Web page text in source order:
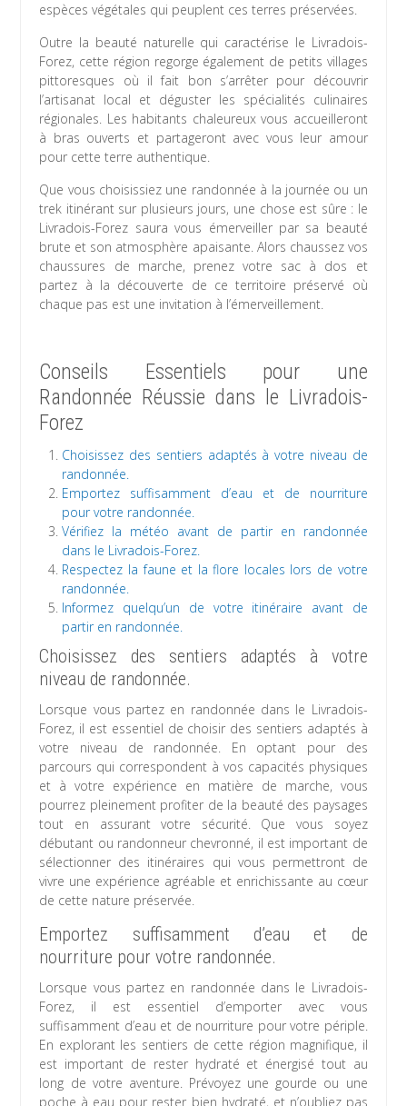
espèces végétales qui peuplent ces terres préservées.
Outre la beauté naturelle qui caractérise le Livradois-
Forez, cette région regorge également de petits villages
pittoresques où il fait bon s’arrêter pour découvrir
l’artisanat local et déguster les spécialités culinaires
régionales. Les habitants chaleureux vous accueilleront
à bras ouverts et partageront avec vous leur amour
pour cette terre authentique.
Que vous choisissiez une randonnée à la journée ou un
trek itinérant sur plusieurs jours, une chose est sûre : le
Livradois-Forez saura vous émerveiller par sa beauté
brute et son atmosphère apaisante. Alors chaussez vos
chaussures de marche, prenez votre sac à dos et
partez à la découverte de ce territoire préservé où
chaque pas est une invitation à l’émerveillement.
Conseils Essentiels pour une
Randonnée Réussie dans le Livradois-
Forez
Choisissez des sentiers adaptés à votre niveau de
randonnée.
Emportez suffisamment d’eau et de nourriture
pour votre randonnée.
Vérifiez la météo avant de partir en randonnée
dans le Livradois-Forez.
Respectez la faune et la flore locales lors de votre
randonnée.
Informez quelqu’un de votre itinéraire avant de
partir en randonnée.
Choisissez des sentiers adaptés à votre
niveau de randonnée.
Lorsque vous partez en randonnée dans le Livradois-
Forez, il est essentiel de choisir des sentiers adaptés à
votre niveau de randonnée. En optant pour des
parcours qui correspondent à vos capacités physiques
et à votre expérience en matière de marche, vous
pourrez pleinement profiter de la beauté des paysages
tout en assurant votre sécurité. Que vous soyez
débutant ou randonneur chevronné, il est important de
sélectionner des itinéraires qui vous permettront de
vivre une expérience agréable et enrichissante au cœur
de cette nature préservée.
Emportez suffisamment d’eau et de
nourriture pour votre randonnée.
Lorsque vous partez en randonnée dans le Livradois-
Forez, il est essentiel d’emporter avec vous
suffisamment d’eau et de nourriture pour votre périple.
En explorant les sentiers de cette région magnifique, il
est important de rester hydraté et énergisé tout au
long de votre aventure. Prévoyez une gourde ou une
poche à eau pour rester bien hydraté, et n’oubliez pas